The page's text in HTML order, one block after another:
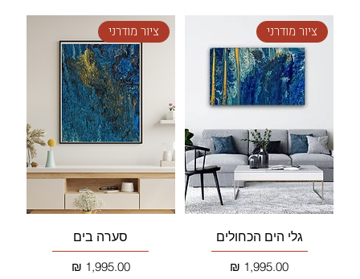
ציור מודרני
גלי הים הכחולים
מחיר
ציור מודרני
סערה בים
מחיר‏1,995.00 ‏₪